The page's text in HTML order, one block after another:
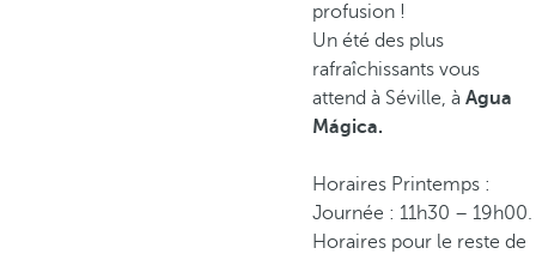
profusion !
Un été des plus
rafraîchissants vous
attend à Séville, àAgua
Mágica.
Horaires Printemps :
Journée : 11h30 – 19h00.
Horaires pour le reste de